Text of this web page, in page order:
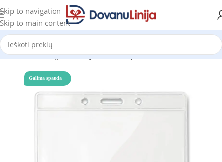
Skip to navigation
Skip to main content
Pradžia Katalogas Kaklajuostės su spauda
Galima spauda